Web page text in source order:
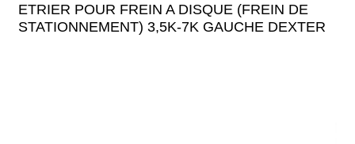
ETRIER POUR FREIN A DISQUE (FREIN DE
STATIONNEMENT) 3,5K-7K GAUCHE DEXTER